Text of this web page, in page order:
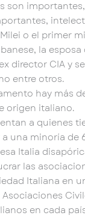
son
o el primer
la esposa
director CIA y
entre otros.
hay más
origen italiano.
a quienes
una minoría de
Italia
las
Italiana en
en cada